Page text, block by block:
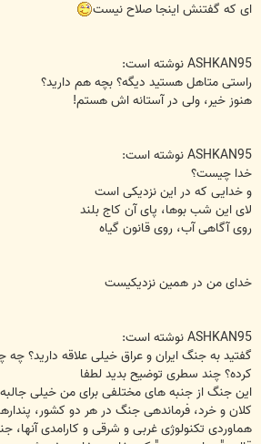
ای که گفتنش اینجا صلاح نیست
ASHKAN95 نوشته است:
راستی متاهل هستید دیگه؟ بچه هم دارید؟
هنوز خیر، ولی در آستانه اش هستم!
ASHKAN95 نوشته است:
خدا چیست؟
و خدایی كه در اين نزديكی است‌
لای اين شب بوها، پای آن كاج بلند
روی آگاهی آب‌، روی قانون گياه‌
خدای من در همین نزدیکیست
ASHKAN95 نوشته است:
گفتید به جنگ ایران و عراق خیلی علاقه دارید؟
کرده؟ چند سطری توضیح بدید لطفا
این جنگ از جنبه های مختلفی برای من خیلی
کلان و خرد، فرماندهی جنگ در هر دو کشور،
هماوردی تکنولوژی غربی و شرقی و کارامدی آنها،